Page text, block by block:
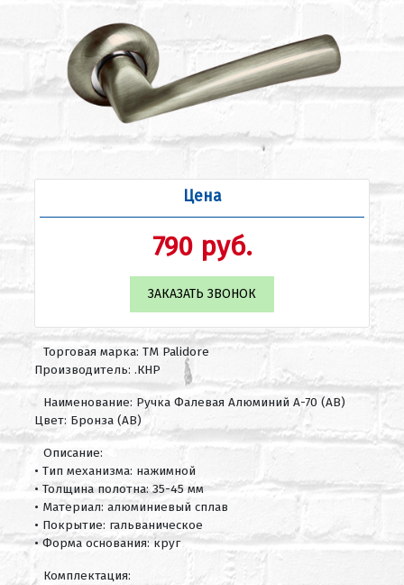
Цена
790 руб.
ЗАКАЗАТЬ ЗВОНОК
Торговая марка: ТМ Palidore
Производитель: .КНР
Наименование: Ручка Фалевая Алюминий А-70 (AB)
Цвет: Бронза (AB)
Описание:
• Тип механизма: нажимной
• Толщина полотна: 35-45 мм
• Материал: алюминиевый сплав
• Покрытие: гальваническое
• Форма основания: круг
Комплектация: